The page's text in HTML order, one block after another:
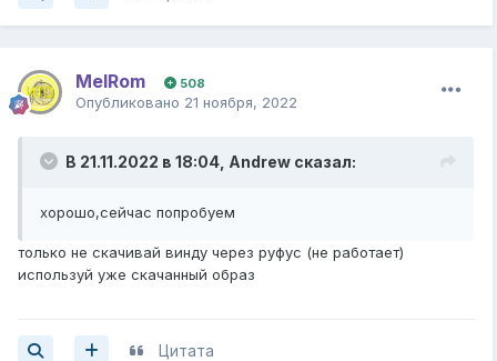
MelRom 508
Опубликовано 21 ноября, 2022
В 21.11.2022 в 18:04, Andrew сказал:
хорошо,сейчас попробуем
только не скачивай винду через руфус (не работает)
используй уже скачанный образ
Цитата